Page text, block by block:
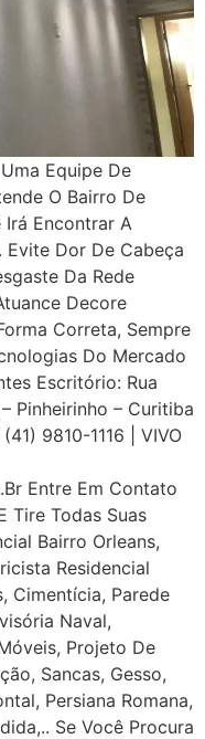
Equipe De
O Bairro De
Encontrar A
Evite Dor De Cabeça
Da Rede
Decore
Correta, Sempre
Do Mercado
Escritório: Rua
Pinheirinho – Curitiba
9810-1116 | VIVO
Entre Em Contato
Tire Todas Suas
Bairro Orleans,
Residencial
Cimentícia, Parede
Naval,
Projeto De
Sancas, Gesso,
Persiana Romana,
Se Você Procura